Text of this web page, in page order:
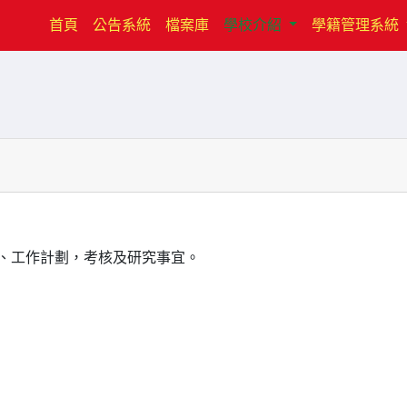
首頁(current)
公告系統 檔案庫 學校介紹 學籍管理系統
工作計劃，考核及研究事宜。